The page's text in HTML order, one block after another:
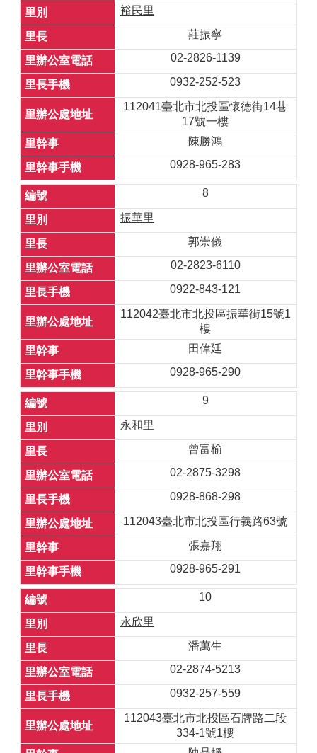
裕民里
莊振寧
02-2826-1139
0932-252-523
112041臺北市北投區懷德街14巷
17號一樓
陳勝鴻
0928-965-283
8
振華里
郭崇儀
02-2823-6110
0922-843-121
112042臺北市北投區振華街15號1
樓
田偉廷
0928-965-290
9
永和里
曾富榆
02-2875-3298
0928-868-298
112043臺北市北投區行義路63號
張嘉翔
0928-965-291
10
永欣里
潘萬生
02-2874-5213
0932-257-559
112043臺北市北投區石牌路二段
334-1號1樓